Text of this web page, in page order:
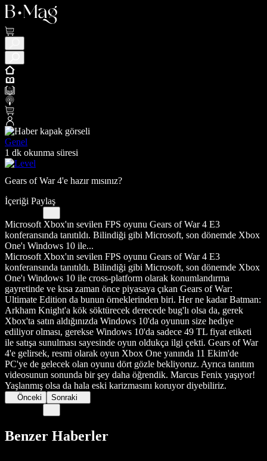
Genel
1 dk okunma süresi
Gears of War 4'e hazır mısınız?
İçeriği Paylaş
Microsoft Xbox'ın sevilen FPS oyunu Gears of War 4 E3
konferansında tanıtıldı. Bilindiği gibi Microsoft, son dönemde Xbox
One'ı Windows 10 ile...
Microsoft Xbox'ın sevilen FPS oyunu Gears of War 4 E3
konferansında tanıtıldı. Bilindiği gibi Microsoft, son dönemde Xbox
One'ı Windows 10 ile cross-platform olarak konumlandırma
gayretinde ve kısa zaman önce piyasaya çıkan Gears of War:
Ultimate Edition da bunun örneklerinden biri. Her ne kadar Batman:
Arkham Knight'a kök söktürecek derecede bug'lı olsa da, gerek
Xbox'ta satın aldığınızda Windows 10'da oyunun size hediye
ediliyor olması, gerekse Windows 10'da sadece 49 TL fiyat etiketi
ile satışa sunulması sayesinde oyun oldukça ilgi çekti. Gears of War
4'e gelirsek, resmi olarak oyun Xbox One yanında 11 Ekim'de
PC'ye de gelecek olan oyunu dört gözle bekliyoruz. Ayrıca tanıtım
videosunun sonunda bir şey daha öğrendik. Marcus Fenix yaşıyor!
Yaşlanmış olsa da hala eski karizmasını koruyor diyebiliriz.
Önceki Sonraki
Benzer Haberler